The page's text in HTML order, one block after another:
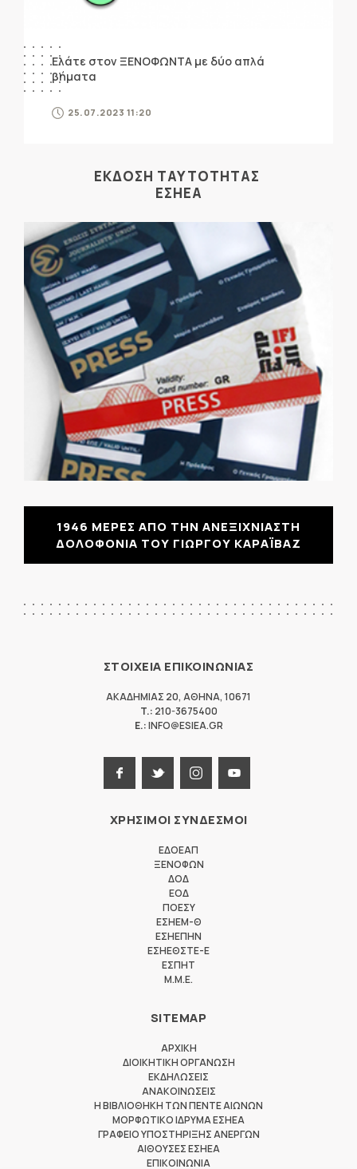
Ελάτε στον ΞΕΝΟΦΩΝΤΑ με δύο απλά
βήματα
25.07.2023 11:20
ΕΚΔΟΣΗ ΤΑΥΤΟΤΗΤΑΣ
ΕΣΗΕΑ
1946 ΜΕΡΕΣ ΑΠΟ ΤΗΝ ΑΝΕΞΙΧΝΙΑΣΤΗ
ΔΟΛΟΦΟΝΙΑ ΤΟΥ ΓΙΩΡΓΟΥ ΚΑΡΑΪΒΑΖ
ΣΤΟΙΧΕΙΑ ΕΠΙΚΟΙΝΩΝΙΑΣ
ΑΚΑΔΗΜΙΑΣ 20, ΑΘΗΝΑ, 10671
T.: 210-3675400
E.:INFO@ESIEA.GR
ΧΡΗΣΙΜΟΙ ΣΥΝΔΕΣΜΟΙ
ΕΔΟΕΑΠ
ΞΕΝΟΦΩΝ
ΔΟΔ
ΕΟΔ
ΠΟΕΣΥ
ΕΣΗΕΜ-Θ
ΕΣΗΕΠΗΝ
ΕΣΗΕΘΣΤΕ-Ε
ΕΣΠΗΤ
M.M.E.
SITEMAP
ΑΡΧΙΚΗ
ΔΙΟΙΚΗΤΙΚΗ ΟΡΓΑΝΩΣΗ
ΕΚΔΗΛΩΣΕΙΣ
ΑΝΑΚΟΙΝΩΣΕΙΣ
Η ΒΙΒΛΙΟΘΗΚΗ ΤΩΝ ΠΕΝΤΕ ΑΙΩΝΩΝ
ΜΟΡΦΩΤΙΚΟ ΙΔΡΥΜΑ ΕΣΗΕΑ
ΓΡΑΦΕΙΟ ΥΠΟΣΤΗΡΙΞΗΣ ΑΝΕΡΓΩΝ
ΑΙΘΟΥΣΕΣ ΕΣΗΕΑ
ΕΠΙΚΟΙΝΩΝΙΑ